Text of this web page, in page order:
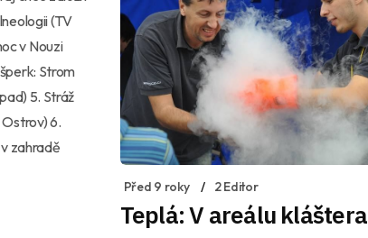
(TV
v Nouzi
Strom
5. Stráž
6.
zahradě
Před 9 roky 2 Editor
Teplá: V areálu kláštera